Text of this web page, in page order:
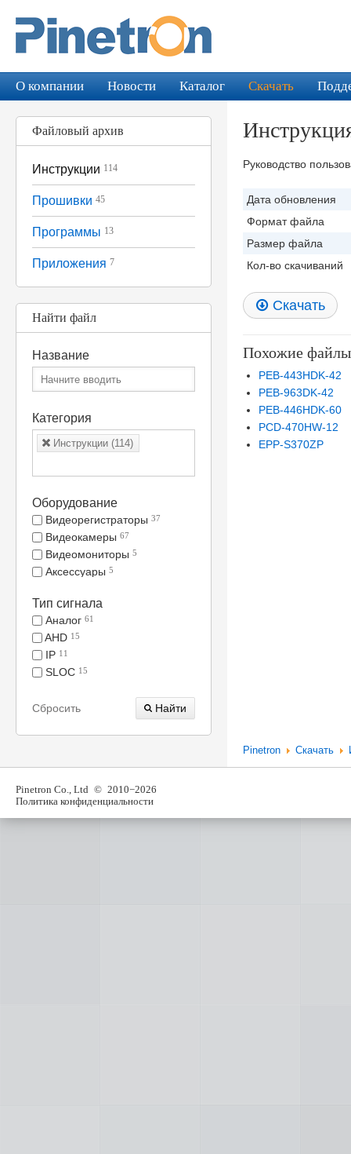
О компании Новости Каталог Скачать
Файловый архив
Инструкции 114
Прошивки 45
Программы 13
Приложения 7
Найти файл
Название
Категория
Инструкции (114)
Оборудование
Видеорегистраторы 37
Видеокамеры 67
Видеомониторы 5
Аксессуары 5
Тип сигнала
Аналог 61
AHD 15
IP 11
SLOC 15
Сбросить
Руководство
Дата обновления
Формат файла
Размер файла
Кол-во скачиваний
Скачать
Похожие файлы
PEB-443HDK-42
PEB-963DK-42
PEB-446HDK-60
PCD-470HW-12
EPP-S370ZP
Pinetron Скачать
Pinetron Co., Ltd © 2010−2026
Политика конфиденциальности